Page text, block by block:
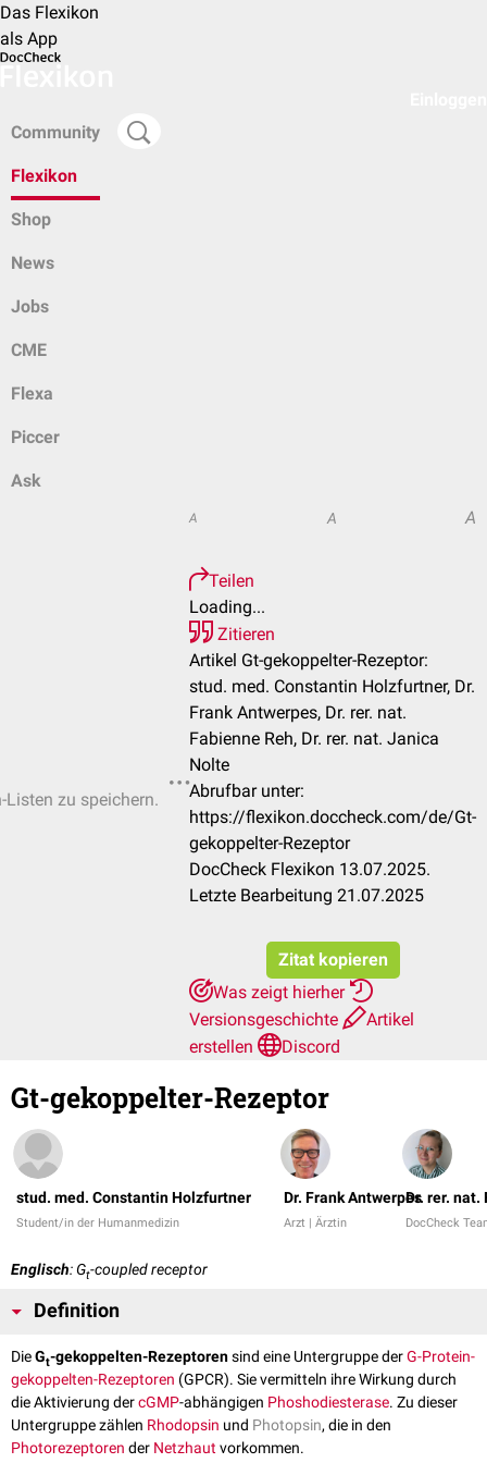
Das Flexikon
als App
Community
Flexikon
Shop
News
Jobs
CME
Flexa
Piccer
Ask
Listen zu speichern.
A A A
Teilen
Loading...
Zitieren
Artikel Gt-gekoppelter-Rezeptor:
stud. med. Constantin Holzfurtner, Dr.
Frank Antwerpes, Dr. rer. nat.
Fabienne Reh, Dr. rer. nat. Janica
Nolte
Abrufbar unter:
https://flexikon.doccheck.com/de/Gt-
gekoppelter-Rezeptor
DocCheck Flexikon 13.07.2025.
Letzte Bearbeitung 21.07.2025
Zitat kopieren
Was zeigt hierher
Versionsgeschichte
Artikel
erstellen
Discord
Gt-gekoppelter-Rezeptor
stud. med. Constantin Holzfurtner
Student/in der Humanmedizin
Dr. Frank Antwerpes
Arzt | Ärztin
Dr. rer. nat.
DocCheck
Englisch: Gt-coupled receptor
Definition
DieGt-gekoppelten-Rezeptorensind eine Untergruppe derG-Protein-
gekoppelten-Rezeptoren (GPCR). Sie vermitteln ihre Wirkung durch
die Aktivierung dercGMP-abhängigen Phoshodiesterase. Zu dieser
Untergruppe zählen Rhodopsin und Photopsin, die in den
Photorezeptoren der Netzhautvorkommen.